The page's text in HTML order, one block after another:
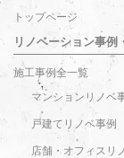
トップページ
リノベーション事例
施工事例全一覧
マンションリノベ
戸建てリノベ事例
店舗・オフィスリ